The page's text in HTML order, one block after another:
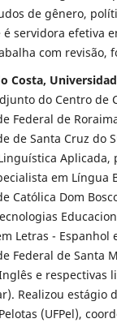
de gênero,
servidora efetiva
com revisão,
Costa,
do Centro de
Federal de
de Santa Cruz do
Aplicada,
em
Católica Dom
Letras -
Federal de Santa
e respectivas
Realizou estágio
(UFPel),